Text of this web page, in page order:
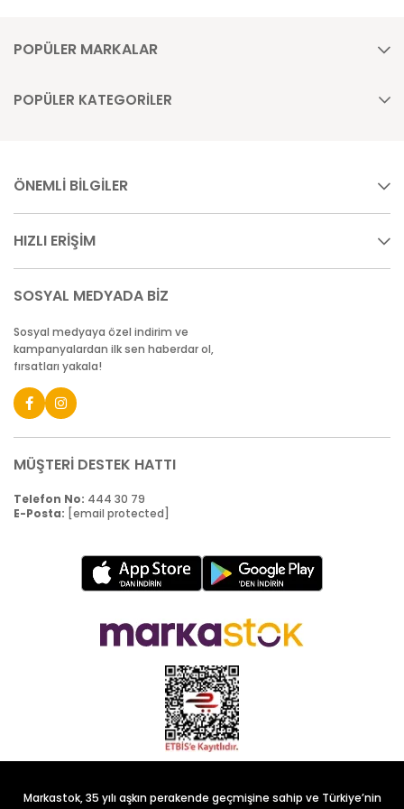
POPÜLER MARKALAR
POPÜLER KATEGORİLER
ÖNEMLİ BİLGİLER
HIZLI ERİŞİM
SOSYAL MEDYADA BİZ
Sosyal medyaya özel indirim ve
kampanyalardan ilk sen haberdar ol,
fırsatları yakala!
MÜŞTERİ DESTEK HATTI
Telefon No: 444 30 79
E-Posta: [email protected]
Markastok, 35 yılı aşkın perakende geçmişine sahip ve Türkiye’nin